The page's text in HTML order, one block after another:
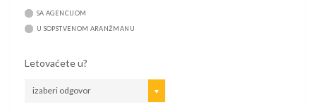
SA AGENCIJOM
U SOPSTVENOM ARANŽMANU
Letovaćete u?
izaberi odgovor